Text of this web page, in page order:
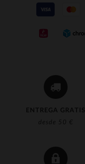
ENTREGA GRATIS
desde 50 €